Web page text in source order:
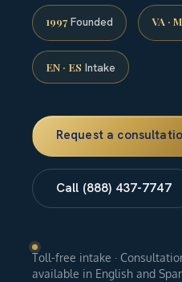
1997 Founded VA ·
EN · ES Intake
Request a
Call (888) 437-7747
Toll-free intake ·
available in English and